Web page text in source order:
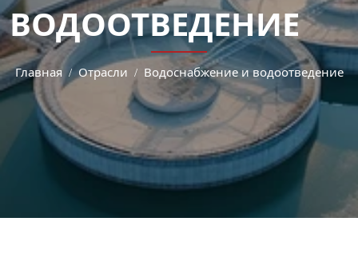
ВОДООТВЕДЕНИЕ
Главная Отрасли Водоснабжение и водоотведение